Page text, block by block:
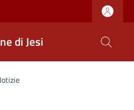
di Jesi